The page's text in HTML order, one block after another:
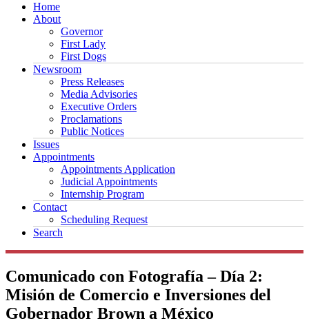
Home
About
Governor
First Lady
First Dogs
Newsroom
Press Releases
Media Advisories
Executive Orders
Proclamations
Public Notices
Issues
Appointments
Appointments Application
Judicial Appointments
Internship Program
Contact
Scheduling Request
Search
Comunicado con Fotografía – Día 2:
Misión de Comercio e Inversiones del
Gobernador Brown a México